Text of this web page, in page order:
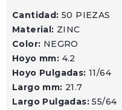
Cantidad: 50 PIEZAS
Material: ZINC
Color: NEGRO
Hoyo mm: 4.2
Hoyo Pulgadas: 11/64
Largo mm: 21.7
Largo Pulgadas:55/64